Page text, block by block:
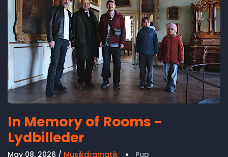
In Memory of Rooms -
Lydbilleder
May 08, 2026 Musikdramatik Pup